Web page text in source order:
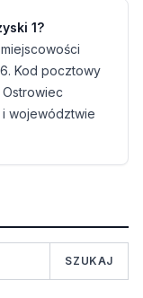
1?
Kod pocztowy
województwie
SZUKAJ